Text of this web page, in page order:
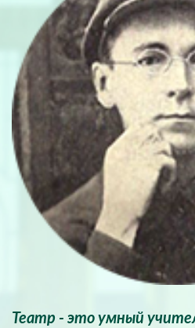
Театр - это умный